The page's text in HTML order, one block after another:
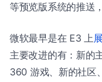
等预览版系统的推送
微软最早是在 E3 上
主要改进的有：新的
360 游戏、新的社区